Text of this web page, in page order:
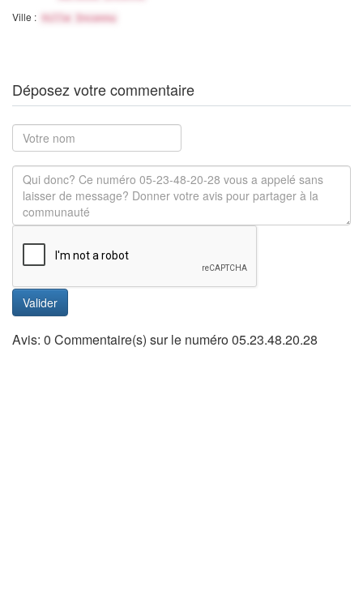
Ville : Ville Inconnu
Déposez votre commentaire
Valider
Avis: 0 Commentaire(s) sur le numéro 05.23.48.20.28